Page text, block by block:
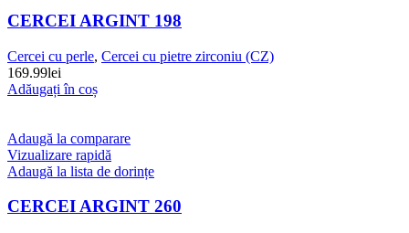
CERCEI ARGINT 198
Cercei cu perle, Cercei cu pietre zirconiu (CZ)
169.99lei
Adăugați în coș
Adaugă la comparare
Vizualizare rapidă
Adaugă la lista de dorințe
CERCEI ARGINT 260